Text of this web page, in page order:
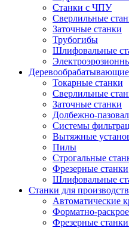
Станки с ЧПУ
Сверлильные
Заточные станки
Трубогибы
Шлифовальные
Токарные станки
Сверлильные
Заточные станки
Долбежно-
Системы
Вытяжные
Пилы
Строгальные
Фрезерные станки
Шлифовальные
Станки для
Автоматические
Форматно-
Фрезерные